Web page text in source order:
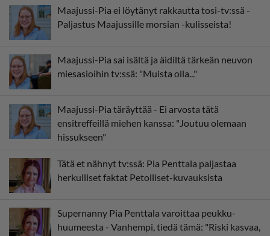
Maajussi-Pia ei löytänyt rakkautta tosi-tv:ssä -
Paljastus Maajussille morsian -kulisseista!
Maajussi-Pia sai isältä ja äidiltä tärkeän neuvon
miesasioihin tv:ssä: "Muista olla..."
Maajussi-Pia täräyttää - Ei arvosta tätä
ensitreffeillä miehen kanssa: "Joutuu olemaan
hissukseen"
Tätä et nähnyt tv:ssä: Pia Penttala paljastaa
herkulliset faktat Petolliset-kuvauksista
Supernanny Pia Penttala varoittaa peukku-
huumeesta - Vanhempi, tiedä tämä: "Riski kasvaa,